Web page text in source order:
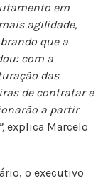
em
agilidade,
que a
com a
das
de contratar e
a partir
explica Marcelo
o executivo